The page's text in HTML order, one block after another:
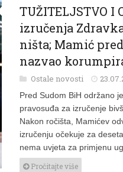
TUŽITELJSTVO I
izručenja
ništa; Mamić
nazvao
Ostale novosti
Pred Sudom BiH održano
pravosuđa za izručenje
Nakon ročišta, Mamićev
izručenju očekuje za
nema uvjeta za primjenu
Pročitajte više